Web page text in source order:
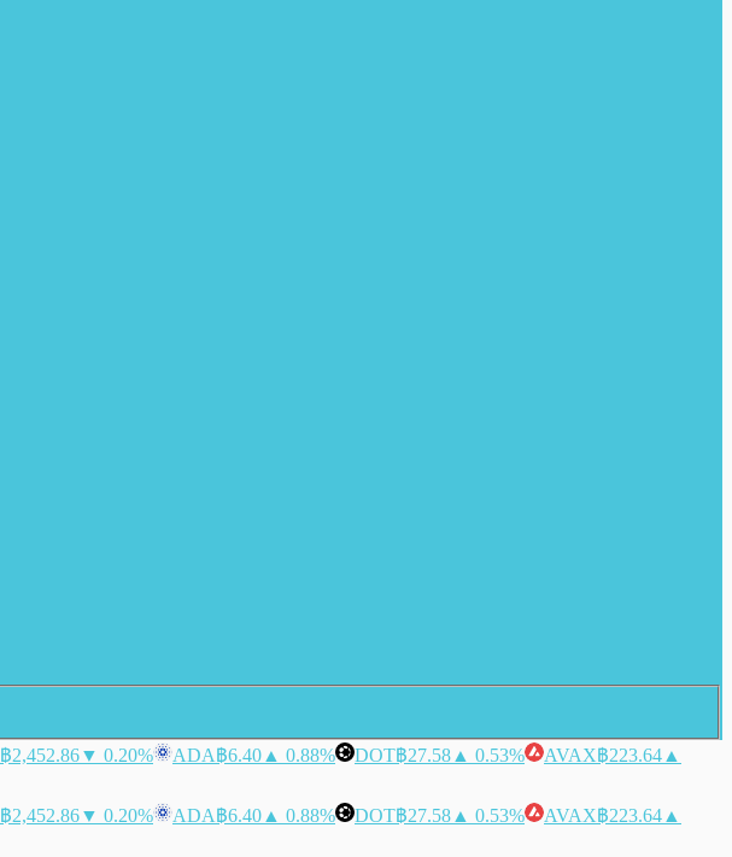
฿2,452.86▼ 0.20% ADA฿6.40 ▲ 0.88% DOT฿27.58 ▲ 0.53% AVAX฿223.64 ▲
฿2,452.86▼ 0.20% ADA฿6.40 ▲ 0.88% DOT฿27.58 ▲ 0.53% AVAX฿223.64 ▲